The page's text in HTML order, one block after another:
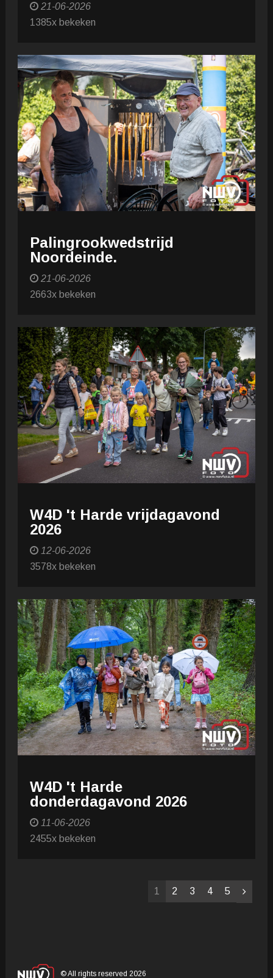
21-06-2026
1385x bekeken
Palingrookwedstrijd
Noordeinde.
21-06-2026
2663x bekeken
W4D 't Harde vrijdagavond
2026
12-06-2026
3578x bekeken
W4D 't Harde
donderdagavond 2026
11-06-2026
2455x bekeken
1 2 3 4 5
© All rights reserved 2026